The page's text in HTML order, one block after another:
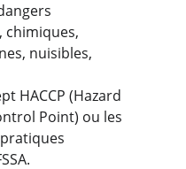
chimiques,
nuisibles,
HACCP (Hazard
Point) ou les